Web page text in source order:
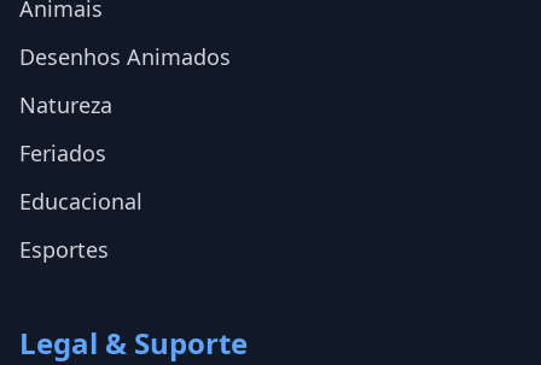
Animais
Desenhos Animados
Natureza
Feriados
Educacional
Esportes
Legal & Suporte